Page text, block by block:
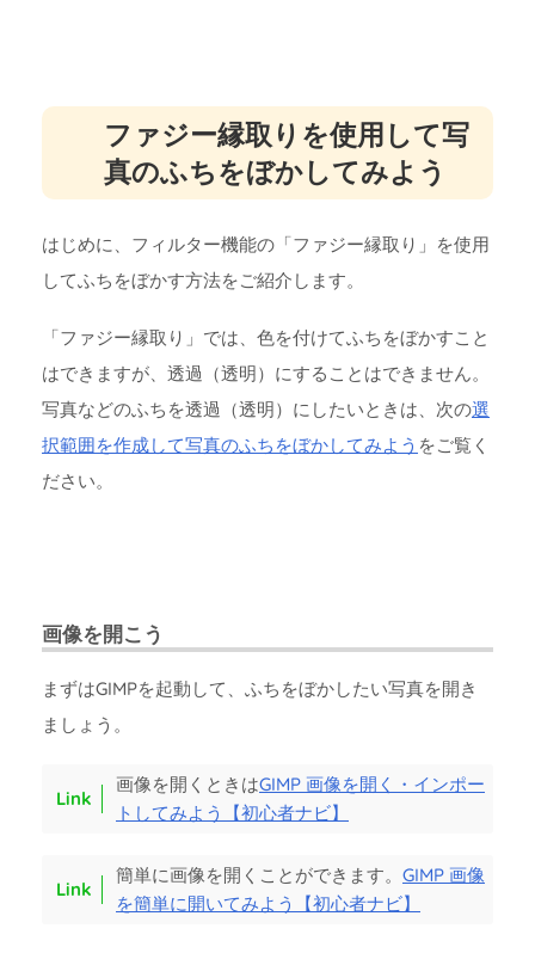
ファジー縁取りを使用して写
真のふちをぼかしてみよう
はじめに、フィルター機能の「ファジー縁取り」を使用
してふちをぼかす方法をご紹介します。
「ファジー縁取り」では、色を付けてふちをぼかすこと
はできますが、透過（透明）にすることはできません。
写真などのふちを透過（透明）にしたいときは、次の選
択範囲を作成して写真のふちをぼかしてみよう をご覧く
ださい。
画像を開こう
まずはGIMPを起動して、ふちをぼかしたい写真を開き
ましょう。
画像を開くときはGIMP 画像を開く・インポー
トしてみよう【初心者ナビ】
簡単に画像を開くことができます。 GIMP 画像
を簡単に開いてみよう【初心者ナビ】